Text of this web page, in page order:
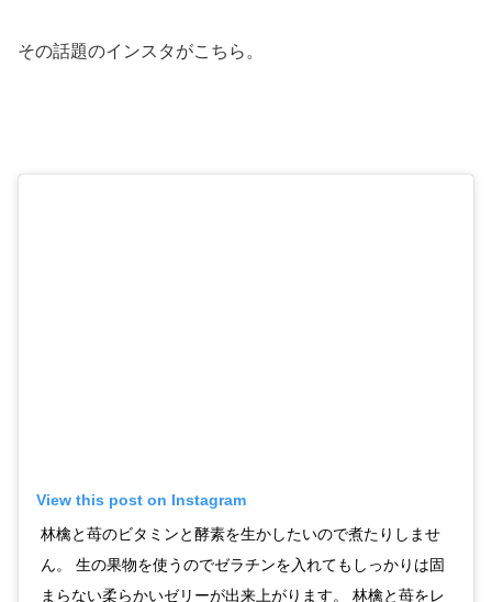
その話題のインスタがこちら。
View this post on Instagram
林檎と苺のビタミンと酵素を生かしたいので煮たりしませ
ん。 生の果物を使うのでゼラチンを入れてもしっかりは固
まらない柔らかいゼリーが出来上がります。 林檎と苺をレ